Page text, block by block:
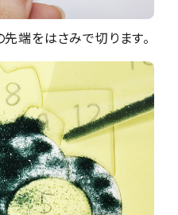
端をはさみで切ります。